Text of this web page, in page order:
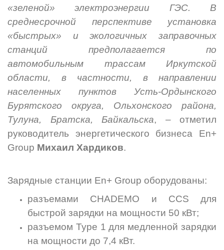
«зеленой» электроэнергии ГЭС. В
среднесрочной перспективе установка
«быстрых» и экологичных заправочных
станций предполагается по
автомобильным трассам Иркутской
области, в частности, в направлении
населенных пунктов Усть-Ордынского
Бурятского округа, Ольхонского района,
Тулуна, Братска, Байкальска, – отметил
руководитель энергетического бизнеса En+
Group Михаил Хардиков.
Зарядные станции En+ Group оборудованы:
разъемами CHADEMO и CCS для
быстрой зарядки на мощности 50 кВт;
разъемом Type 1 для медленной зарядки
на мощности до 7,4 кВт.